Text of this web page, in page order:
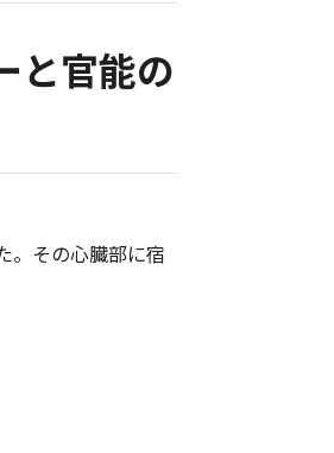
と官能の
。その心臓部に宿